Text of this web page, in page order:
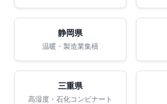
静岡県
温暖・製造業集積
三重県
高湿度・石化コンビナート